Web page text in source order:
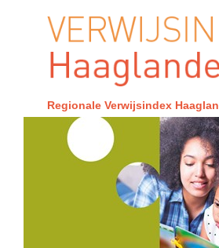
Regionale Verwijsindex